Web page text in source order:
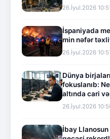
26.İyul.2026
İspaniyada
min nəfər
26.İyul.2026
Dünya
fokuslanıb:
altında cari
26.İyul.2026
İbay